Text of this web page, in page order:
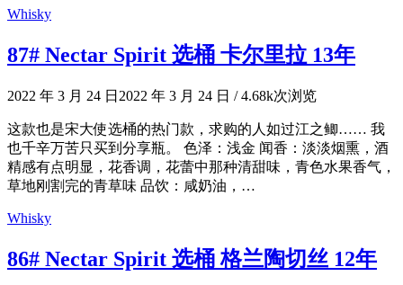
Whisky
87# Nectar Spirit 选桶 卡尔里拉 13年
2022 年 3 月 24 日 2022 年 3 月 24 日 /4.68k次浏览
这款也是宋大使选桶的热门款，求购的人如过江之鲫…… 我
也千辛万苦只买到分享瓶。 色泽：浅金 闻香：淡淡烟熏，酒
精感有点明显，花香调，花蕾中那种清甜味，青色水果香气，
草地刚割完的青草味 品饮：咸奶油，…
Whisky
86# Nectar Spirit 选桶 格兰陶切丝 12年